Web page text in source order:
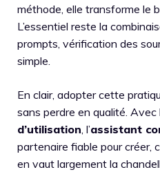
méthode, elle transforme le
L’essentiel reste la
prompts, vérification des
simple.
En clair, adopter cette
sans perdre en qualité. Avec
d’utilisation, l’assistant
partenaire fiable pour créer,
en vaut largement la